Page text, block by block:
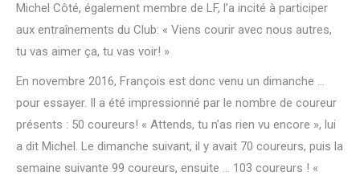
Michel Côté, également membre de LF, l’a incité à participer
aux entraînements du Club: « Viens courir avec nous autres,
tu vas aimer ça, tu vas voir! »
En novembre 2016, François est donc venu un dimanche …
pour essayer. Il a été impressionné par le nombre de coureur
présents : 50 coureurs! « Attends, tu n’as rien vu encore », lui
a dit Michel. Le dimanche suivant, il y avait 70 coureurs, puis la
semaine suivante 99 coureurs, ensuite … 103 coureurs ! «